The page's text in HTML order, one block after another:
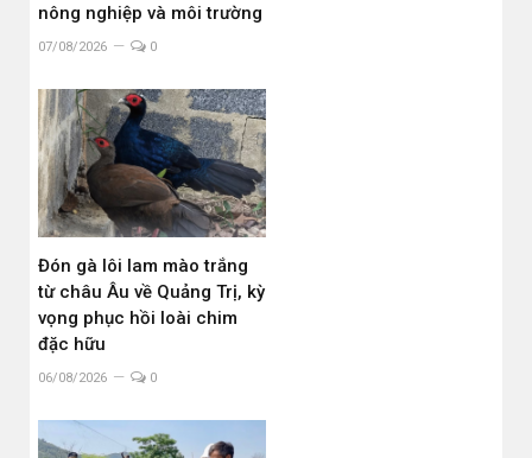
nông nghiệp và môi trường
07/08/2026 0
Đón gà lôi lam mào trắng
từ châu Âu về Quảng Trị, kỳ
vọng phục hồi loài chim
đặc hữu
06/08/2026 0